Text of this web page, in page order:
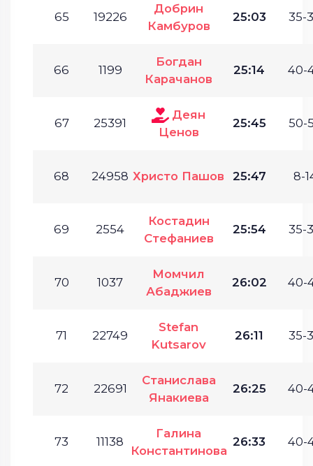
65 19226
Добрин
Камбуров
25:03 35-
66 1199
Богдан
Карачанов
25:14 40-
67 25391
Деян
Ценов
25:45 50-
68 24958 Христо Пашов 25:47 8-
69 2554
Костадин
Стефаниев
25:54 35-
70 1037
Момчил
Абаджиев
26:02 40-
71 22749
Stefan
Kutsarov
26:11 35-
72 22691
Станислава
Янакиева
26:25 40-
73 11138
Галина
Константинова
26:33 40-